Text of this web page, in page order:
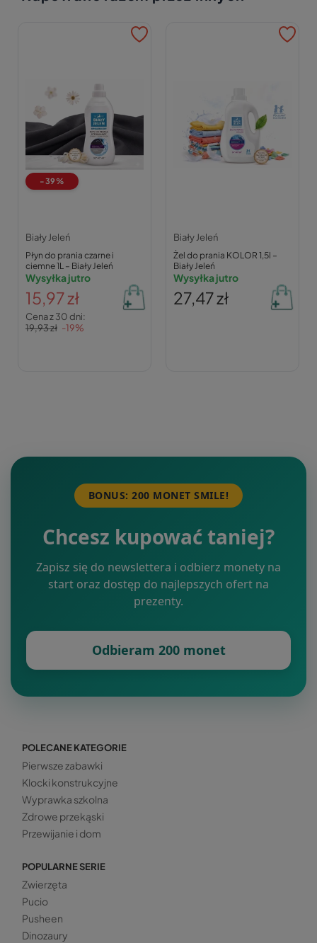
-39%
Biały Jeleń
Płyn do prania czarne i
ciemne 1L – Biały Jeleń
Wysyłka jutro
15,97 zł
Cena z 30 dni:
19,93 zł -19%
Biały Jeleń
Żel do prania KOLOR 1,5l –
Biały Jeleń
Wysyłka jutro
27,47 zł
BONUS: 200 MONET SMILE!
Chcesz kupować taniej?
Zapisz się do newslettera i odbierz monety na
start oraz dostęp do najlepszych ofert na
prezenty.
Odbieram 200 monet
POLECANE KATEGORIE
Pierwsze zabawki
Klocki konstrukcyjne
Wyprawka szkolna
Zdrowe przekąski
Przewijanie i dom
POPULARNE SERIE
Zwierzęta
Pucio
Pusheen
Dinozaury